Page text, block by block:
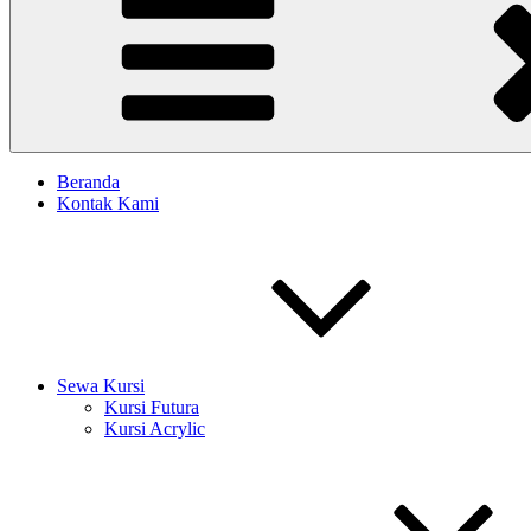
Beranda
Kontak Kami
Sewa Kursi
Kursi Futura
Kursi Acrylic